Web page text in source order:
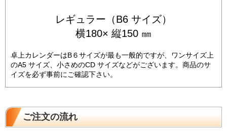
レギュラー（B6 サイズ）
横180× 縦150 ㎜
卓上カレンダーはB６サイズが最も一般的ですが、ワンサイズ上
のA5 サイズ、小さめのCD サイズなどがございます。商品のサ
イズを必ず事前にご確認下さい。
ご注文の流れ